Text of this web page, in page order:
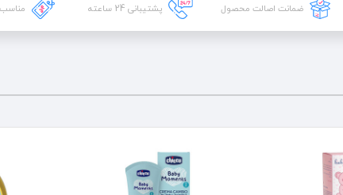
ضمانت اصالت محصول پشتیبانی 24 ساعته